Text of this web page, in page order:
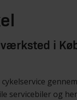
i
servicebiler og